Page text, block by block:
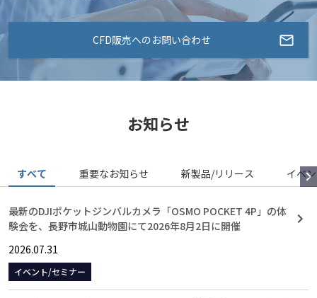
CFD販売へのお問い合わせ
お知らせ
すべて 重要なお知らせ 新製品/リリース イベ
最新のDJIポケットジンバルカメラ「OSMO POCKET 4P」の体
験会を、長野市城山動物園にて2026年8月2日に開催
2026.07.31
イベント/セミナー